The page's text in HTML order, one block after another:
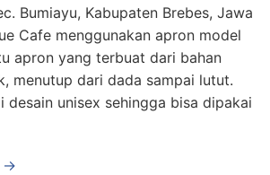
Bumiayu, Kabupaten Brebes, Jawa
Cafe menggunakan apron model
apron yang terbuat dari bahan
menutup dari dada sampai lutut.
desain unisex sehingga bisa dipakai
→